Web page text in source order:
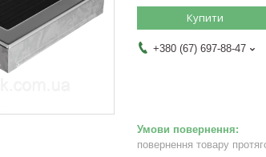
Купити
+380 (67) 697-88-47
повернення товару